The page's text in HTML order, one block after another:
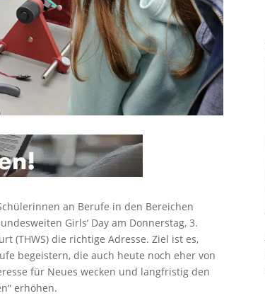
an Berufe in den Bereichen
Girls‘ Day am Donnerstag, 3.
(THWS) die richtige Adresse. Ziel ist es,
begeistern, die auch heute noch eher von
für Neues wecken und langfristig den
erhöhen.